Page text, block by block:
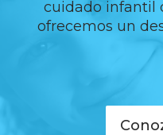
cuidado infantil
ofrecemos un